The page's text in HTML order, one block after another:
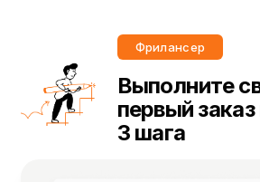
Фрилансер
Выполните
первый заказ
3 шага